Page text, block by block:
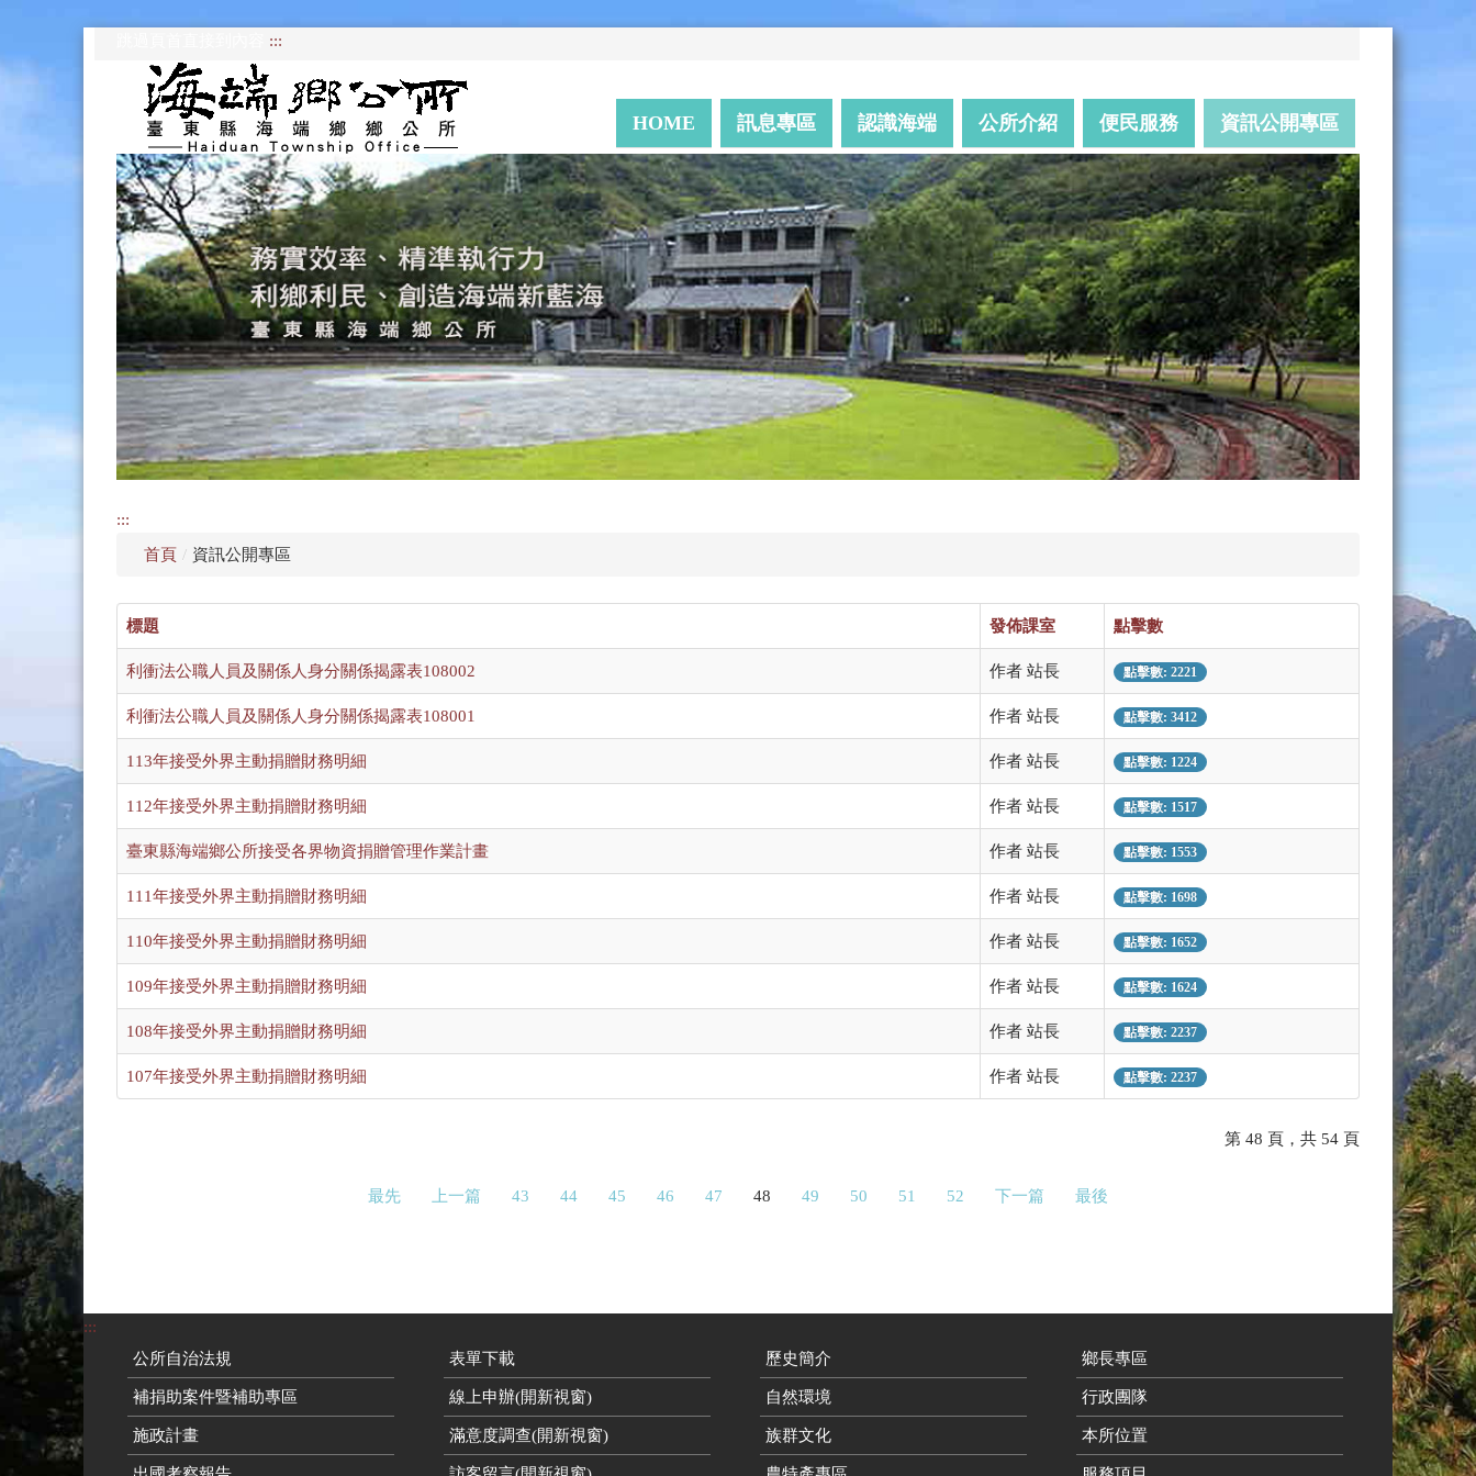
:::
HOME 訊息專區 認識海端 公所介紹 便民服務 資訊公開專區
:::
首頁 / 資訊公開專區
標題 發佈課室 點擊數
利衝法公職人員及關係人身分關係揭露表108002 作者 站長 點擊數: 2221
利衝法公職人員及關係人身分關係揭露表108001 作者 站長 點擊數: 3412
113年接受外界主動捐贈財務明細 作者 站長 點擊數: 1224
112年接受外界主動捐贈財務明細 作者 站長 點擊數: 1517
臺東縣海端鄉公所接受各界物資捐贈管理作業計畫 作者 站長 點擊數: 1553
111年接受外界主動捐贈財務明細 作者 站長 點擊數: 1698
110年接受外界主動捐贈財務明細 作者 站長 點擊數: 1652
109年接受外界主動捐贈財務明細 作者 站長 點擊數: 1624
108年接受外界主動捐贈財務明細 作者 站長 點擊數: 2237
107年接受外界主動捐贈財務明細 作者 站長 點擊數: 2237
第 48 頁，共 54 頁
最先 上一篇 43 44 45 46 47 48 49 50 51 52 下一篇 最後
:::
公所自治法規
補捐助案件暨補助專區
施政計畫
表單下載
線上申辦(開新視窗)
滿意度調查(開新視窗)
歷史簡介
自然環境
族群文化
鄉長專區
行政團隊
本所位置